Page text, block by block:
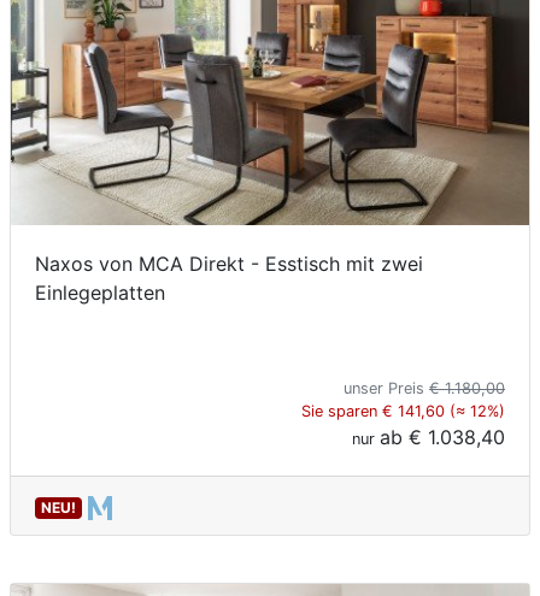
Naxos von MCA Direkt - Esstisch mit zwei
Einlegeplatten
unser Preis € 1.180,00
Sie sparen € 141,60 (≈ 12%)
nur ab € 1.038,40
NEU!